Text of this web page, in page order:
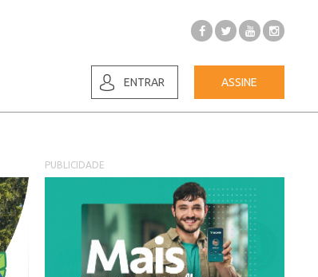
ENTRAR ASSINE
PUBLICIDADE